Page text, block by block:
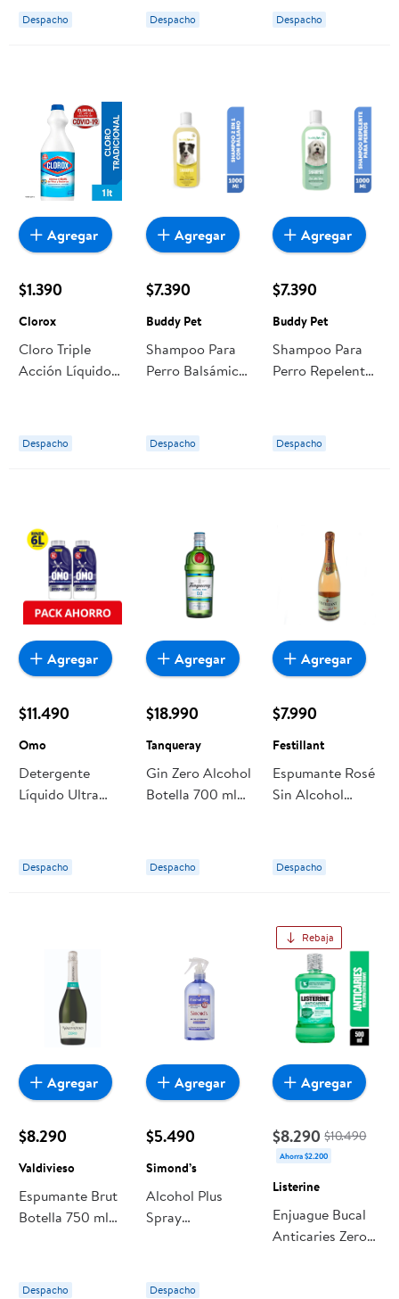
Mahou
Despacho
Drive
Despacho Despacho
$1.390
Clorox
Cloro Triple
Acción Líquido
Clorox
Despacho
Agregar
$7.390
Buddy Pet
Shampoo Para
Perro Balsámico
Buddy Pet
Despacho
Agregar
$7.390
Buddy Pet
Shampoo Para
Perro Repelente
1000 ml Buddy
Pet
Despacho
Agregar
$11.490
Omo
Detergente
Líquido Ultra
Preparar Botella
Pack 1000 ml
Despacho
Agregar
$18.990
Tanqueray
Gin Zero Alcohol
Botella 700 ml
Despacho
Agregar
$7.990
Festillant
Espumante Rosé
Sin Alcohol
Despacho
Agregar
$8.290
Valdivieso
Espumante Brut
Botella 750 ml
Despacho
Agregar
$5.490
Simond’s
Alcohol Plus
Spray
Despacho
Agregar
Rebaja
$8.290 $10.490
Ahorra $2.200
Listerine
Enjuague Bucal
Anticaries Zero
Agregar